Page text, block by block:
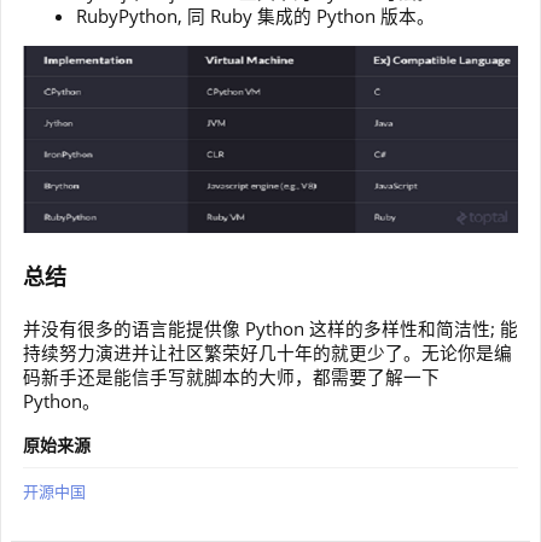
RubyPython, 同 Ruby 集成的 Python 版本。
总结
并没有很多的语言能提供像 Python 这样的多样性和简洁性; 能
持续努力演进并让社区繁荣好几十年的就更少了。无论你是编
码新手还是能信手写就脚本的大师，都需要了解一下
Python。
原始来源
开源中国